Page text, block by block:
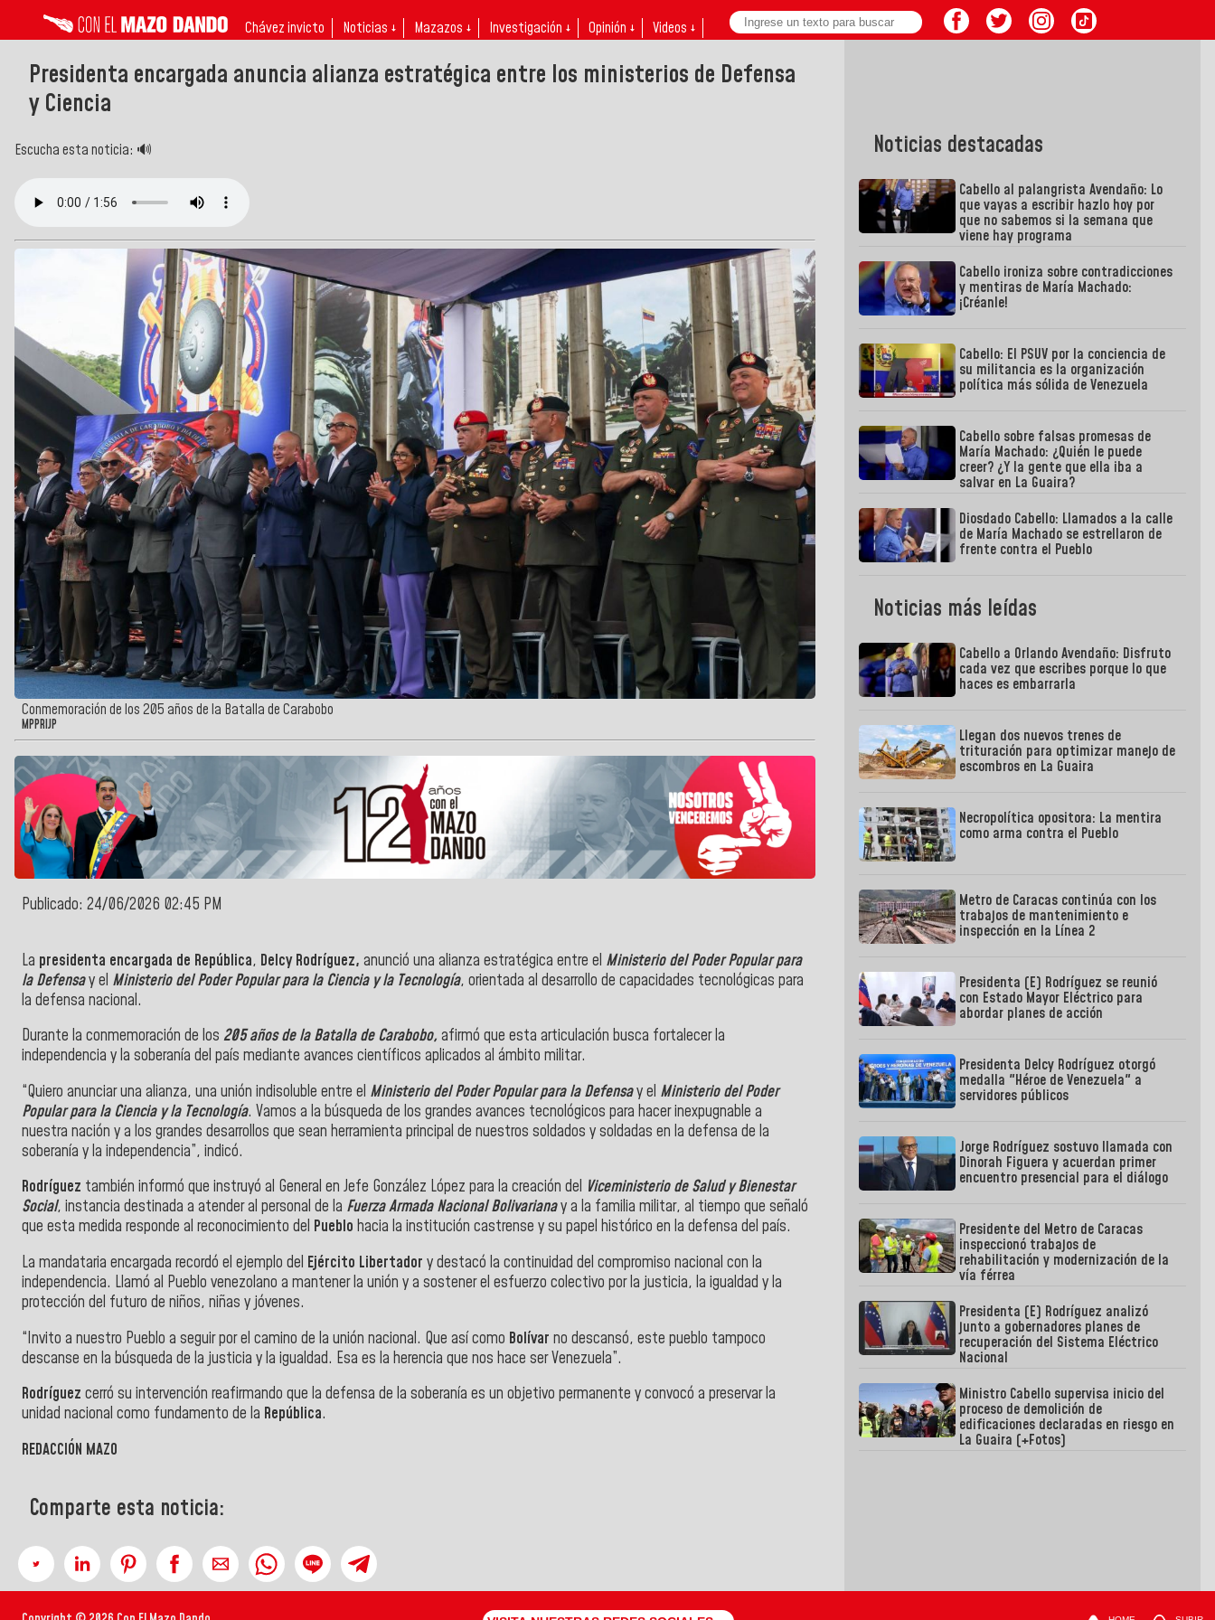
Chávez invicto Noticias ↓ Mazazos ↓ Investigación ↓ Opinión ↓ Videos ↓
Presidenta encargada anuncia alianza estratégica entre los ministerios de Defensa
y Ciencia
Escucha esta noticia: 🔊
Conmemoración de los 205 años de la Batalla de Carabobo
MPPRIJP
Publicado: 24/06/2026 02:45 PM
La presidenta encargada de República, Delcy Rodríguez, anunció una alianza estratégica entre el Ministerio del Poder Popular para
la Defensay el Ministerio del Poder Popular para la Ciencia y la Tecnología, orientada al desarrollo de capacidades tecnológicas para
la defensa nacional.
Durante la conmemoración de los 205 años de la Batalla de Carabobo, afirmó que esta articulación busca fortalecer la
independencia y la soberanía del país mediante avances científicos aplicados al ámbito militar.
“Quiero anunciar una alianza, una unión indisoluble entre el Ministerio del Poder Popular para la Defensay el Ministerio del Poder
Popular para la Ciencia y la Tecnología. Vamos a la búsqueda de los grandes avances tecnológicos para hacer inexpugnable a
nuestra nación y a los grandes desarrollos que sean herramienta principal de nuestros soldados y soldadas en la defensa de la
soberanía y la independencia”, indicó.
Rodríguez también informó que instruyó al General en Jefe González López para la creación del Viceministerio de Salud y Bienestar
Social, instancia destinada a atender al personal de la Fuerza Armada Nacional Bolivarianay a la familia militar, al tiempo que señaló
que esta medida responde al reconocimiento del Pueblo hacia la institución castrense y su papel histórico en la defensa del país.
La mandataria encargada recordó el ejemplo del Ejército Libertador y destacó la continuidad del compromiso nacional con la
independencia. Llamó al Pueblo venezolano a mantener la unión y a sostener el esfuerzo colectivo por la justicia, la igualdad y la
protección del futuro de niños, niñas y jóvenes.
“Invito a nuestro Pueblo a seguir por el camino de la unión nacional. Que así como Bolívar no descansó, este pueblo tampoco
descanse en la búsqueda de la justicia y la igualdad. Esa es la herencia que nos hace ser Venezuela”.
Rodríguez cerró su intervención reafirmando que la defensa de la soberanía es un objetivo permanente y convocó a preservar la
unidad nacional como fundamento de la República.
REDACCIÓN MAZO
Comparte esta noticia:
Noticias destacadas
Cabello al palangrista Avendaño: Lo
que vayas a escribir hazlo hoy por
que no sabemos si la semana que
viene hay programa
Cabello ironiza sobre contradicciones
y mentiras de María Machado:
¡Créanle!
Cabello: El PSUV por la conciencia de
su militancia es la organización
política más sólida de Venezuela
Cabello sobre falsas promesas de
María Machado: ¿Quién le puede
creer? ¿Y la gente que ella iba a
salvar en La Guaira?
Diosdado Cabello: Llamados a la calle
de María Machado se estrellaron de
frente contra el Pueblo
Noticias más leídas
Cabello a Orlando Avendaño: Disfruto
cada vez que escribes porque lo que
haces es embarrarla
Llegan dos nuevos trenes de
trituración para optimizar manejo de
escombros en La Guaira
Necropolítica opositora: La mentira
como arma contra el Pueblo
Metro de Caracas continúa con los
trabajos de mantenimiento e
inspección en la Línea 2
Presidenta (E) Rodríguez se reunió
con Estado Mayor Eléctrico para
abordar planes de acción
Presidenta Delcy Rodríguez otorgó
medalla "Héroe de Venezuela" a
servidores públicos
Jorge Rodríguez sostuvo llamada con
Dinorah Figuera y acuerdan primer
encuentro presencial para el diálogo
Presidente del Metro de Caracas
inspeccionó trabajos de
rehabilitación y modernización de la
vía férrea
Presidenta (E) Rodríguez analizó
junto a gobernadores planes de
recuperación del Sistema Eléctrico
Nacional
Ministro Cabello supervisa inicio del
proceso de demolición de
edificaciones declaradas en riesgo en
La Guaira (+Fotos)